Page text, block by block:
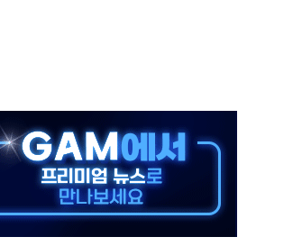
마약카르텔이 습득해 전투 활용
"
노동자 숨져
력 대응'